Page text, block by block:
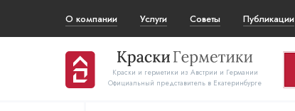
О компании Услуги Советы Публикации
Краски и герметики из Австрии и Германии
Официальный представитель в Екатеринбурге